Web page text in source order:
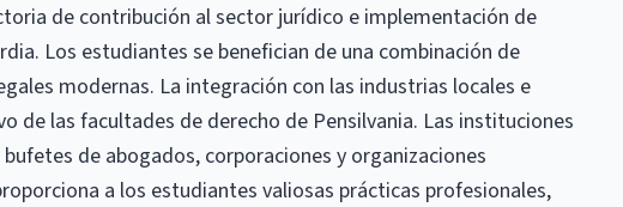
de contribución al sector jurídico e implementación de
Los estudiantes se benefician de una combinación de
modernas. La integración con las industrias locales e
de las facultades de derecho de Pensilvania. Las instituciones
de abogados, corporaciones y organizaciones
a los estudiantes valiosas prácticas profesionales,